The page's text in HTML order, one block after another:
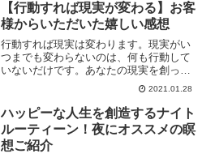
【行動すれば現実が変わる】お客
様からいただいた嬉しい感想
行動すれば現実は変わります。現実がい
つまでも変わらないのは、何も行動して
いないだけです。あなたの現実を創って
いるのはあなた自信です。あなたが変わ
ることで全てが変わるという事につい
て、ご紹介していきます。
2021.01.28
ハッピーな人生を創造するナイト
ルーティーン！夜にオススメの瞑
想ご紹介